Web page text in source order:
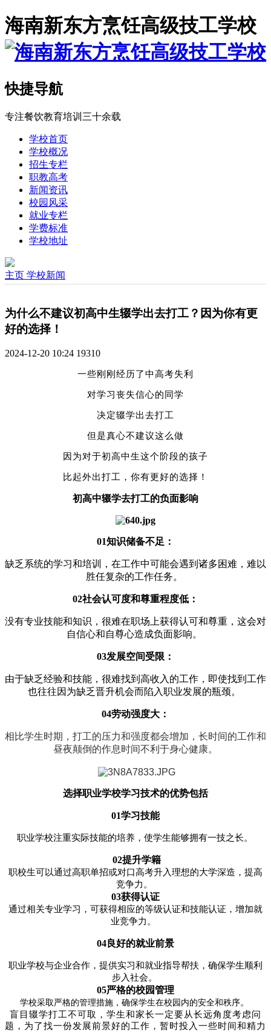
海南新东方烹饪高级技工学校
快捷导航
专注餐饮教育培训三十余载
学校首页
学校概况
招生专栏
职教高考
新闻资讯
校园风采
就业专栏
学费标准
学校地址
主页 学校新闻
为什么不建议初高中生辍学出去打工？因为你有更
好的选择！
2024-12-20 10:24 19310
一些刚刚经历了中高考失利
对学习丧失信心的同学
决定辍学出去打工
但是真心不建议这么做
因为对于初高中生这个阶段的孩子
比起外出打工，你有更好的选择！
初高中辍学去打工的负面影响
01知识储备不足‌：
缺乏系统的学习和培训，在工作中可能会遇到诸多困难，难以
胜任复杂的工作任务。
02社会认可度和尊重程度低‌：
没有专业技能和知识，很难在职场上获得认可和尊重，这会对
自信心和自尊心造成负面影响。
03发展空间受限‌：
由于缺乏经验和技能，很难找到高收入的工作，即使找到工作
也往往因为缺乏晋升机会而陷入职业发展的瓶颈。
04劳动强度大：
相比学生时期，打工的压力和强度都会增加，长时间的工作和
昼夜颠倒的作息时间不利于身心健康‌。
选择职业学校学习技术的优势‌包括
01学习技能‌
职业学校注重实际技能的培养，使学生能够拥有一技之长。
02提升学籍‌
职校生可以通过高职单招或对口高考升入理想的大学深造，提高
竞争力。
03获得认证‌
通过相关专业学习，可获得相应的等级认证和技能认证，增加就
业竞争力。
04 良好的就业前景‌
职业学校与企业合作，提供实习和就业指导帮扶，确保学生顺利
步入社会。
05严格的校园管理
学校采取严格的管理措施，确保学生在校园内的安全和秩序。
盲目辍学打工不可取，学生和家长一定要从长远角度考虑问
题，为了找一份发展前景好的工作，暂时投入一些时间和精力